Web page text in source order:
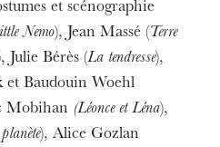
et scénographie
Nemo), Jean Massé (Terre
Julie Bérès (La tendresse),
et Baudouin Woehl
Mobihan (Léonce et Léna),
), Alice Gozlan